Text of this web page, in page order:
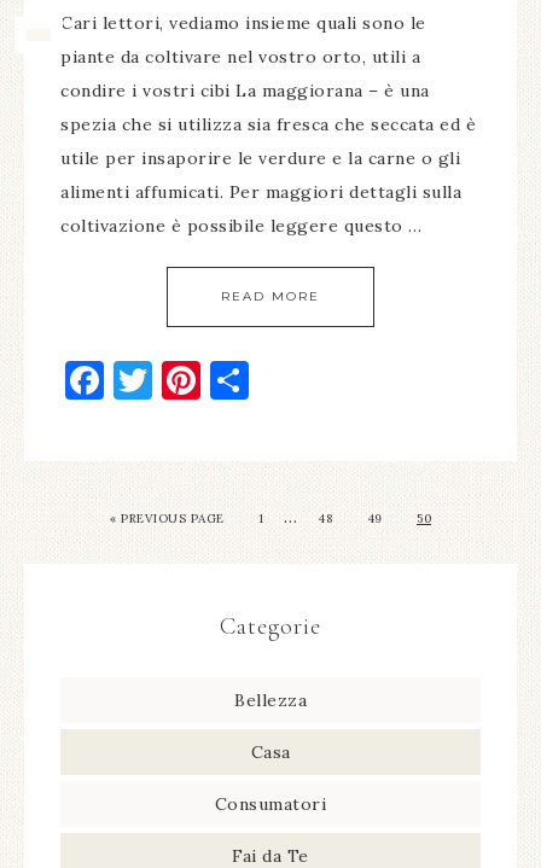
Cari lettori, vediamo insieme quali sono le
piante da coltivare nel vostro orto, utili a
condire i vostri cibi La maggiorana – è una
spezia che si utilizza sia fresca che seccata ed è
utile per insaporire le verdure e la carne o gli
alimenti affumicati. Per maggiori dettagli sulla
coltivazione è possibile leggere questo …
READ MORE
Facebook
Twitter
Pinterest
« PREVIOUS PAGE 1 … 48 49 50
Categorie
Bellezza
Casa
Consumatori
Fai da Te